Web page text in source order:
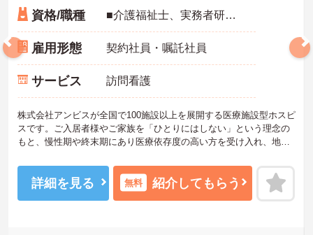
資格/職種 ■介護福祉士、実務者研修、初任者研修 いずれか ※特養、老健、病院、有老などの実務経験1年以上ある方 ※身体介護の経験年以上ある方、機械浴の使用の経験のある方歓迎
雇用形態 契約社員・嘱託社員
サービス 訪問看護
株式会社アンビスが全国で100施設以上を展開する医療施設型ホスピ
スです。ご入居者様やご家族を「ひとりにはしない」という理念の
もと、慢性期や終末期にあり医療依存度の高い方を受け入れ、地域
護師が24時間常駐しています。急変時の対応や医療行為は看護師が
担当するため、食事介助や入浴介助などの生活を支えるケアに専念
できる環境です。多職種で情報を共有し、一人で判断を抱え込まな
詳細を見る 無料 紹介してもらう